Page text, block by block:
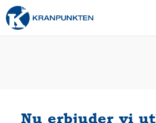
Nu erbjuder vi